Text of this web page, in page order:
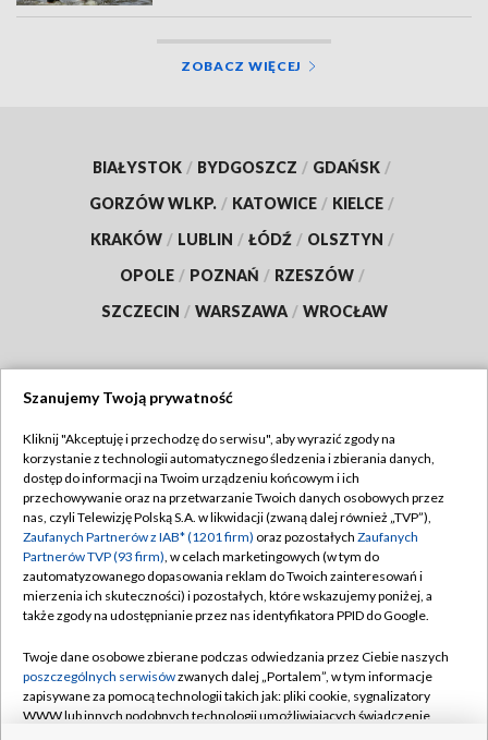
ZOBACZ WIĘCEJ
BIAŁYSTOK / BYDGOSZCZ / GDAŃSK /
GORZÓW WLKP. / KATOWICE / KIELCE /
KRAKÓW / LUBLIN / ŁÓDŹ / OLSZTYN /
OPOLE / POZNAŃ / RZESZÓW /
SZCZECIN / WARSZAWA / WROCŁAW
TVP
Abonament TVP
Emisja w TVP
Centrum informacji TVP
Naziemna Telewizja Cyfrowa
Rada Programowa
System NOS
Regulamin TVP
Polityka prywatności
Moje zgody
Pomoc
Kontakt
Szanujemy Twoją prywatność
Kliknij "Akceptuję i przechodzę do serwisu", aby wyrazić zgody na
korzystanie z technologii automatycznego śledzenia i zbierania danych,
dostęp do informacji na Twoim urządzeniu końcowym i ich
przechowywanie oraz na przetwarzanie Twoich danych osobowych przez
nas, czyli Telewizję Polską S.A. w likwidacji (zwaną dalej również „TVP”),
Zaufanych Partnerów z IAB* (1201 firm) oraz pozostałych Zaufanych
Partnerów TVP (93 firm), w celach marketingowych (w tym do
zautomatyzowanego dopasowania reklam do Twoich zainteresowań i
mierzenia ich skuteczności) i pozostałych, które wskazujemy poniżej, a
także zgody na udostępnianie przez nas identyfikatora PPID do Google.
Twoje dane osobowe zbierane podczas odwiedzania przez Ciebie naszych
poszczególnych serwisówzwanych dalej „Portalem”, w tym informacje
zapisywane za pomocą technologii takich jak: pliki cookie, sygnalizatory
WWW lub innych podobnych technologii umożliwiających świadczenie